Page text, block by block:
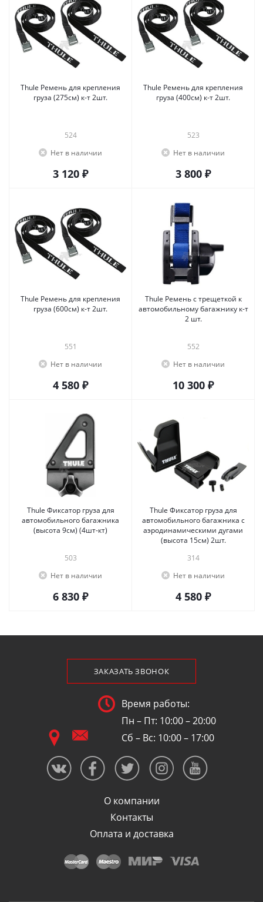
Thule Ремень для крепления
груза (275см) к-т 2шт.
524
Нет в наличии
3 120 ₽
Thule Ремень для крепления
груза (400см) к-т 2шт.
523
Нет в наличии
3 800 ₽
Thule Ремень для крепления
груза (600см) к-т 2шт.
551
Нет в наличии
4 580 ₽
Thule Ремень с трещеткой к
автомобильному багажнику к-т
2 шт.
552
Нет в наличии
10 300 ₽
Thule Фиксатор груза для
автомобильного багажника
(высота 9см) (4шт-кт)
503
Нет в наличии
6 830 ₽
Thule Фиксатор груза для
автомобильного багажника с
аэродинамическими дугами
(высота 15см) 2шт.
314
Нет в наличии
4 580 ₽
ЗАКАЗАТЬ ЗВОНОК
Время работы:
Пн – Пт: 10:00 – 20:00
Сб – Вс: 10:00 – 17:00
О компании
Контакты
Оплата и доставка